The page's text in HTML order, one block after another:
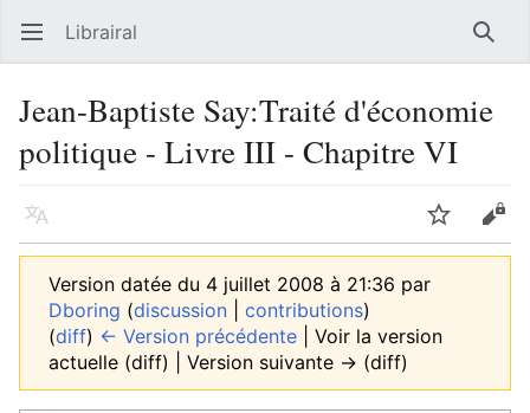
Ouvrir le menu principal Librairal
Jean-Baptiste Say:Traité d'économie
politique - Livre III - Chapitre VI
Langue Suivre
Version datée du 4 juillet 2008 à 21:36 par
Dboring (discussion contributions)
(diff) ← Version précédente | Voir la version
actuelle (diff) | Version suivante → (diff)